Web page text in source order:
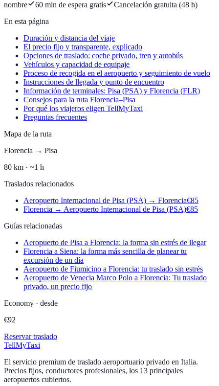
nombre
60 min de espera gratis
Cancelación gratuita (48 h)
En esta página
Duración y distancia del viaje
El precio fijo y transparente, explicado
Opciones de traslado: coche privado, tren y autobús
Vehículos y capacidad de equipaje
Proceso de recogida en el aeropuerto y seguimiento de vuelo
Instrucciones de llegada y punto de encuentro
Información de terminales: Pisa (PSA) y Florencia (FLR)
Consejos para la ruta Florencia–Pisa
Por qué los viajeros eligen TellMyTaxi
Preguntas frecuentes
Mapa de la ruta
Florencia → Pisa
80 km · ~1 h
Traslados relacionados
Aeropuerto Internacional de Pisa (PSA) → Florencia€85
Florencia → Aeropuerto Internacional de Pisa (PSA)€85
Guías relacionadas
Aeropuerto de Pisa a Florencia: la forma sin estrés de llegar
Florencia a Siena: la forma más sencilla de planear tu
excursión de un día
Aeropuerto de Fiumicino a Florencia: tu traslado sin estrés
Aeropuerto de Venecia Marco Polo a Florencia: Tu traslado
privado, un precio fijo
Economy · desde
€92
Reservar traslado
TellMyTaxi
El servicio premium de traslado aeroportuario privado en Italia.
Precios fijos, conductores profesionales, los 13 principales
aeropuertos cubiertos.